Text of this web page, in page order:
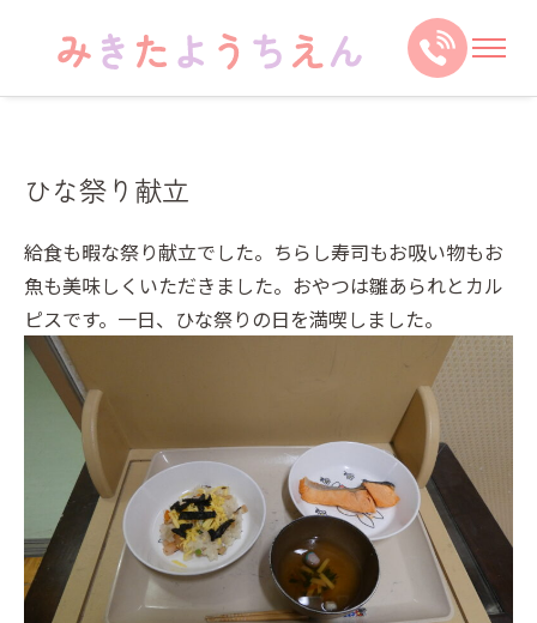
ひな祭り献立
給食も暇な祭り献立でした。ちらし寿司もお吸い物もお
魚も美味しくいただきました。おやつは雛あられとカル
ピスです。一日、ひな祭りの日を満喫しました。